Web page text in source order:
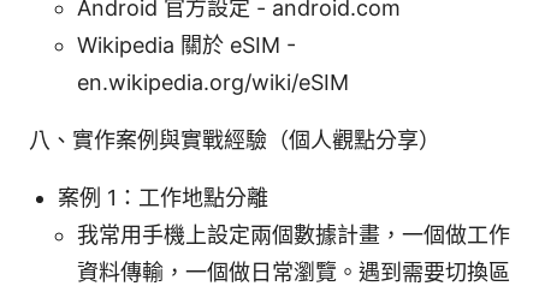
Android 官方設定 - android.com
Wikipedia 關於 eSIM -
en.wikipedia.org/wiki/eSIM
八、實作案例與實戰經驗（個人觀點分享）
案例 1：工作地點分離
我常用手機上設定兩個數據計畫，一個做工作
資料傳輸，一個做日常瀏覽。遇到需要切換區